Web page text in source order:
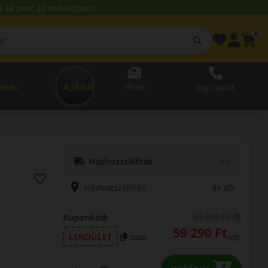
36 perc 31 másodperc.
AJÁNDÉKUTALVÁNY
Házhozszállítás
Házhozszállítás 4+ db
Kuponkód:
LENDÜLET
másol 59 290 Ft/db